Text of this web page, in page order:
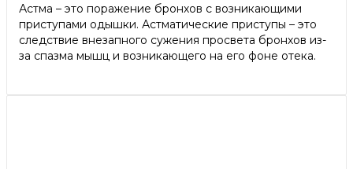
Астма – это поражение бронхов с возникающими
приступами одышки. Астматические приступы – это
следствие внезапного сужения просвета бронхов из-
за спазма мышц и возникающего на его фоне отека.